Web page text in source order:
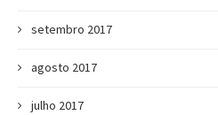
setembro 2017
agosto 2017
julho 2017